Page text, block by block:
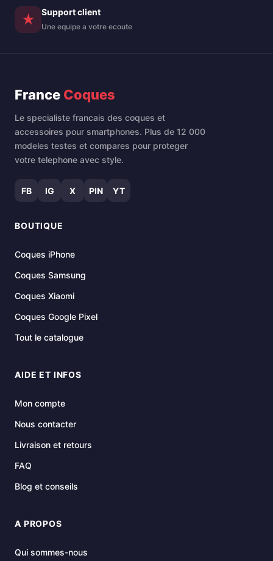
★ Support client
Une equipe a votre ecoute
France Coques
Le specialiste francais des coques et
accessoires pour smartphones. Plus de 12 000
modeles testes et compares pour proteger
votre telephone avec style.
FB IG X PIN YT
BOUTIQUE
Coques iPhone
Coques Samsung
Coques Xiaomi
Coques Google Pixel
Tout le catalogue
AIDE ET INFOS
Mon compte
Nous contacter
Livraison et retours
FAQ
Blog et conseils
A PROPOS
Qui sommes-nous